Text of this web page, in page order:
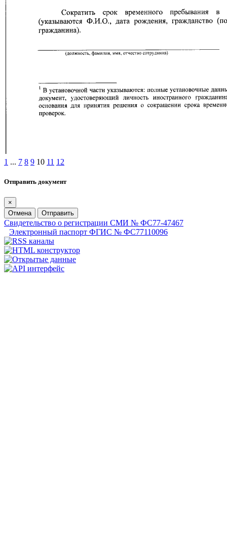
1 ... 7 8 9 10 11 12
Отправить документ
×
Отмена
Отправить
Свидетельство о регистрации СМИ № ФС77-47467
Электронный паспорт ФГИС № ФС77110096